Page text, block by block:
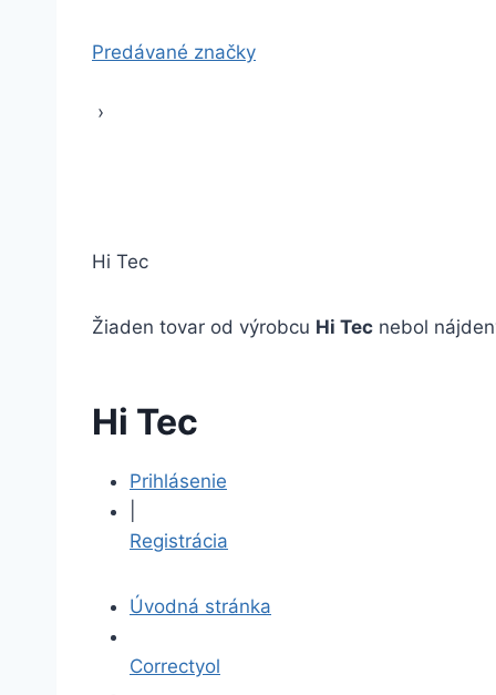
Predávané značky
›
Hi Tec
Žiaden tovar od výrobcu Hi Tec nebol
Hi Tec
Prihlásenie
Registrácia
Úvodná stránka
Correctyol